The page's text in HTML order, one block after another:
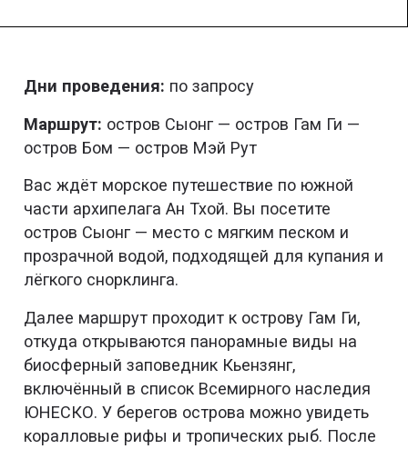
Дни проведения: по запросу
Маршрут: остров Сыонг — остров Гам Ги —
остров Бом — остров Мэй Рут
Вас ждёт морское путешествие по южной
части архипелага Ан Тхой. Вы посетите
остров Сыонг — место с мягким песком и
прозрачной водой, подходящей для купания и
лёгкого снорклинга.
Далее маршрут проходит к острову Гам Ги,
откуда открываются панорамные виды на
биосферный заповедник Кьензянг,
включённый в список Всемирного наследия
ЮНЕСКО. У берегов острова можно увидеть
коралловые рифы и тропических рыб. После